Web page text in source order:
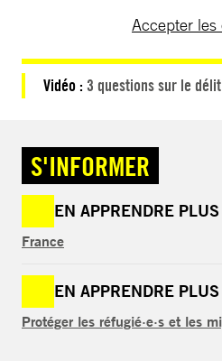
Accepter les
Vidéo : 3 questions sur le
S'INFORMER
EN APPRENDRE
France
EN APPRENDRE
Protéger les réfugié·e·s et les